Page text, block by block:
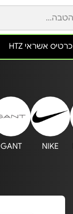
כרטיס אשראי HTZ
NIKE
GANT